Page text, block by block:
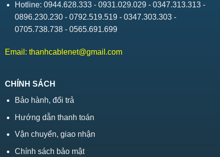
Hotline: 0944.628.333 - 0931.029.029 - 0347.313.313 -
0896.230.230 - 0792.519.519 - 0347.303.303 -
0705.738.738 - 0565.691.699
Email: thanhcablenet@gmail.com
CHÍNH SÁCH
Bảo hành, đổi trả
Hướng dẫn thanh toán
Vận chuyển, giao nhận
Chính sách bảo mật